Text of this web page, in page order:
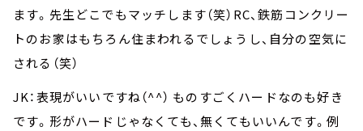
ます。先生どこでもマッチします（笑）RC、鉄筋コンクリー
トのお家はもちろん住まわれるでしょうし、自分の空気に
される（笑）
JK：表現がいいですね（^^） ものすごくハードなのも好き
です。形がハードじゃなくても、無くてもいいんです。例